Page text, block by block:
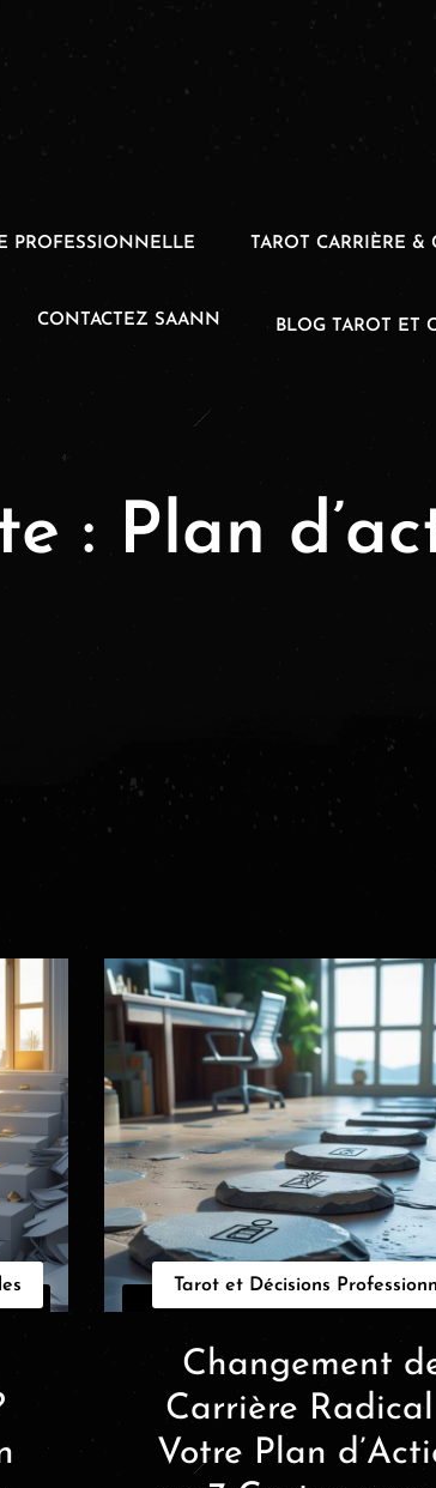
PROFESSIONNELLE TAROT CARRIÈRE &
CONTACTEZ SAANN BLOG TAROT ET
:Plan
Tarot et Décisions
Changement
Carrière
Votre Plan